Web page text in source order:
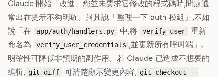
Claude 開始「改進」您並未要求它修改的程式碼時,問題通
常出在提示不夠明確。與其說「整理一下 auth 模組」,不如
說「在
app/auth/handlers.py 中,將 verify_user
重新
命名為
verify_user_credentials ,並更新所有呼叫端」。
明確性可降低非預期的副作用。若 Claude 已造成不想要的
編輯, git diff 可清楚顯示變更內容, git checkout --